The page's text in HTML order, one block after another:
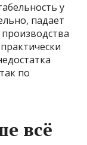
у
падает
по
всё